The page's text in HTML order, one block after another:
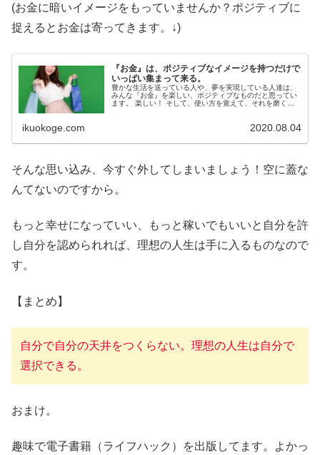
(お金に暗いイメージをもっていませんか？ポジティブに
捉えるとお金は寄ってきます。↓)
『お金』は、ポジティブなイメージを持つだけで
いっぱい集まって来る。
豊かな生活を送っている人や、夢を実現している人達は、
みんな『お金』を楽しい、ポジティブなものだと思ってい
ます。 楽しい！ そして、使い方を覚えて、それを磨くほ
ikuokoge.com 2020.08.04
そんな思い込み、今すぐ外してしまいましょう！空に蓋な
んてないのですから。
もっと幸せになっていい、もっと稼いでもいいと自分を許
し自分を認められれば、理想の人生は手に入るものなので
す。
【まとめ】
自分で自分の天井をつくらない。理想の人生は自分で
選択できる。
おまけ。
趣味で電子書籍（ライフハック）を出版してます。よかっ